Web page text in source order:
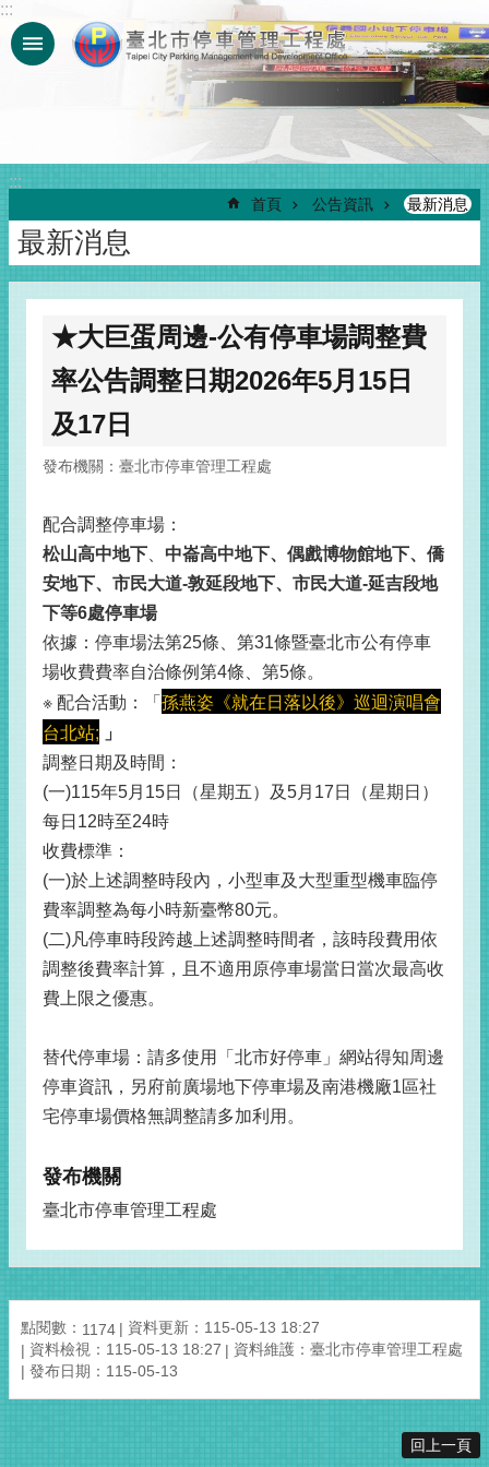
跳到主要內容區塊
:::
:::
首頁 公告資訊 最新消息
最新消息
★大巨蛋周邊-公有停車場調整費
率公告調整日期2026年5月15日
及17日
發布機關：臺北市停車管理工程處
配合調整停車場：
松山高中地下
中崙高中地下、偶戲博物館地下、僑
安地下、市民大道-敦延段地下、市民大道-延吉段地
下等6處停車場
依據：停車場法第25條、第31條暨臺北市公有停車
場收費費率自治條例第4條、第5條。
※ 配合活動：「 孫燕姿《就在日落以後》巡迴演唱會
台北站;
」
調整日期及時間：
(一)115年5月15日（星期五）及5月17日（星期日）
每日12時至24時
收費標準：
(一)於上述調整時段內，小型車及大型重型機車臨停
費率調整為每小時新臺幣80元。
(二)凡停車時段跨越上述調整時間者，該時段費用依
調整後費率計算，且不適用原停車場當日當次最高收
費上限之優惠。
替代停車場：請多使用「北市好停車」網站得知周邊
停車資訊，另府前廣場地下停車場及南港機廠1區社
宅停車場價格無調整請多加利用。
發布機關
臺北市停車管理工程處
點閱數： 1174
資料更新：115-05-13 18:27
資料檢視：115-05-13 18:27
資料維護：臺北市停車管理工程處
發布日期：115-05-13
回上一頁